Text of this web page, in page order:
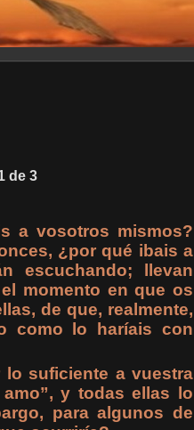
de 3
a vosotros mismos?
¿por qué ibais a
escuchando; llevan
momento en que os
de que, realmente,
como lo haríais con
lo suficiente a vuestra
y todas ellas lo
para algunos de